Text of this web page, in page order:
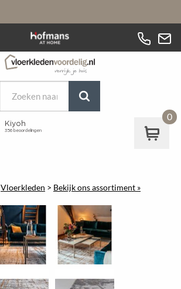
0
Vloerkleden > Bekijk ons assortiment »